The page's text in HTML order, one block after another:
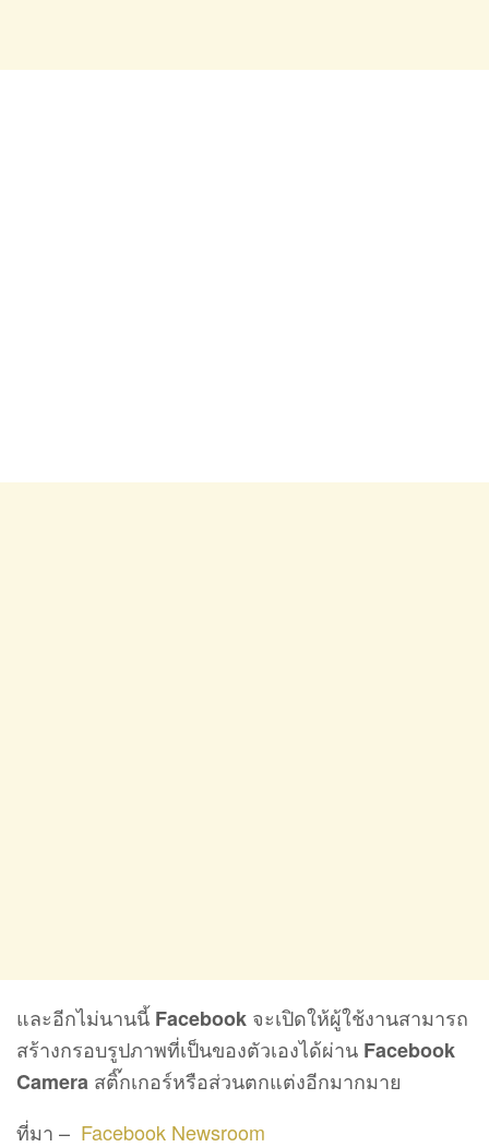
และอีกไม่นานนี้ Facebook จะเปิดให้ผู้ใช้งานสามารถ
สร้างกรอบรูปภาพที่เป็นของตัวเองได้ผ่าน Facebook
Camera สติ๊กเกอร์หรือส่วนตกแต่งอีกมากมาย
ที่มา – Facebook Newsroom